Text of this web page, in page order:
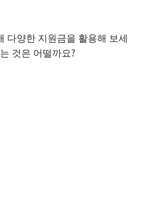
다양한 지원금을 활용해 보세
것은 어떨까요?